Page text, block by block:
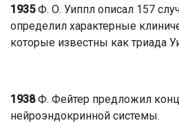
1935Ф. О. Уиппл описал 157
определил характерные
которые известны как триада
1938Ф. Фейтер предложил
нейроэндокринной системы.